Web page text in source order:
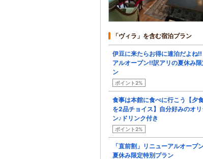
「ヴィラ」を含む宿泊プラン
伊豆に来たらお得に連泊だよ
アルオープン!!訳アリの夏休み
ン
ポイント2%
食事は本館に食べに行こう【夕
を2品チョイス】自分好みのオ
ン♪ドリンク付き
ポイント2%
「直前割」リニューアルオープ
夏休み限定特別プラン